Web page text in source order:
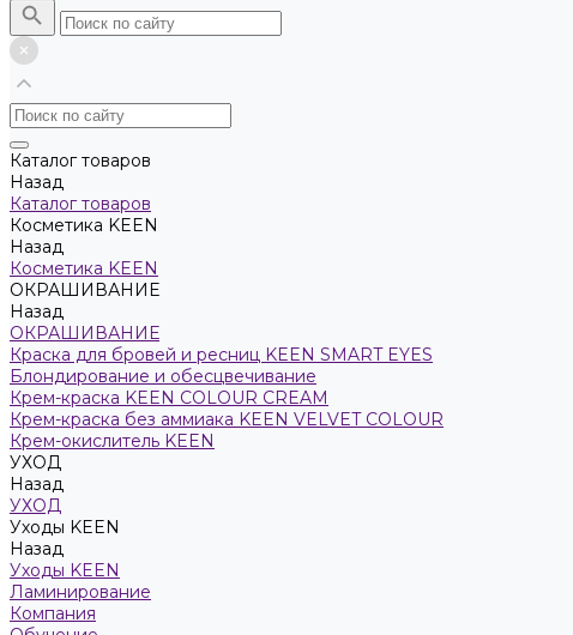
Каталог товаров
Назад
Каталог товаров
Косметика KEEN
Назад
Косметика KEEN
ОКРАШИВАНИЕ
Назад
ОКРАШИВАНИЕ
Краска для бровей и ресниц KEEN SMART EYES
Блондирование и обесцвечивание
Крем-краска KEEN COLOUR CREAM
Крем-краска без аммиака KEEN VELVET COLOUR
Крем-окислитель KEEN
УХОД
Назад
УХОД
Уходы KEEN
Назад
Уходы KEEN
Ламинирование
Компания